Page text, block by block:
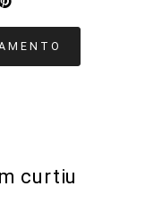
curtiu